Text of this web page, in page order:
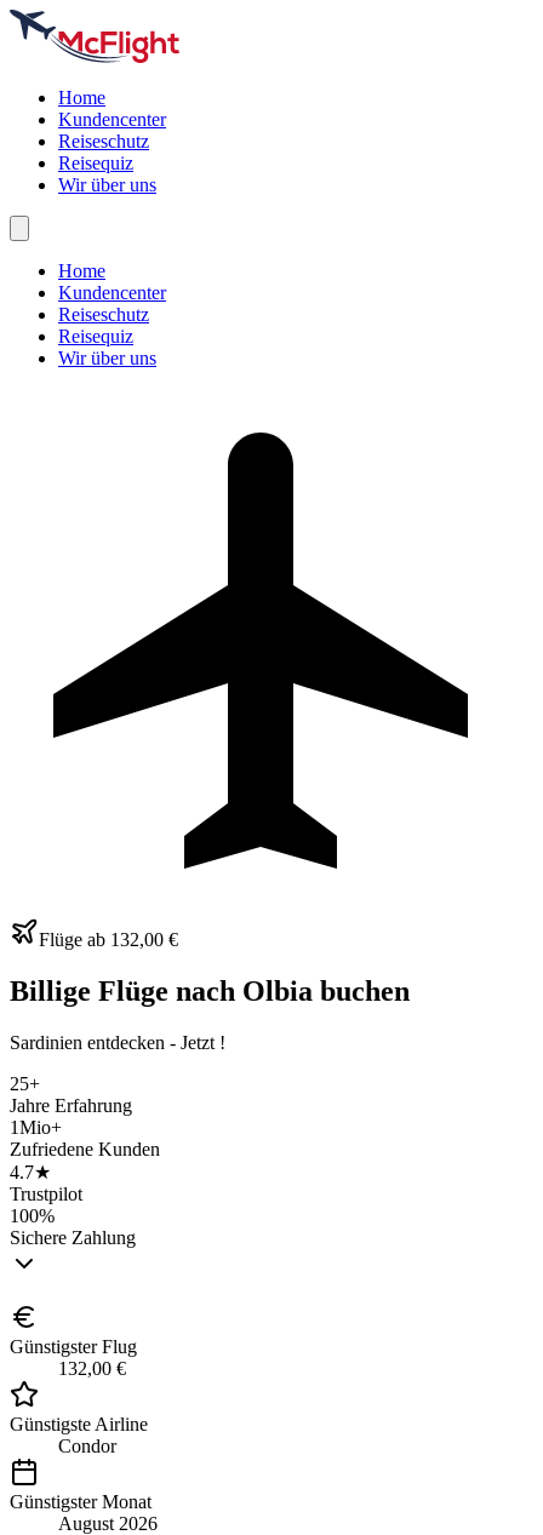
Home
Kundencenter
Reiseschutz
Reisequiz
Wir über uns
Home
Kundencenter
Reiseschutz
Reisequiz
Wir über uns
Flüge ab 132,00 €
Billige Flüge nach Olbia buchen
Sardinien entdecken - Jetzt !
25+
Jahre Erfahrung
1Mio+
Zufriedene Kunden
4.7★
Trustpilot
100%
Sichere Zahlung
Günstigster Flug
132,00 €
Günstigste Airline
Condor
Günstigster Monat
August 2026